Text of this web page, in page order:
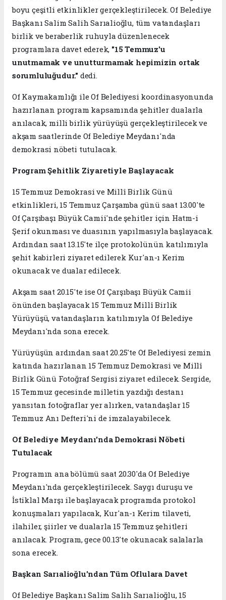
boyu çeşitli etkinlikler gerçekleştirilecek. Of Belediye
Başkanı Salim Salih Sarıalioğlu, tüm vatandaşları
birlik ve beraberlik ruhuyla düzenlenecek
programlara davet ederek, "15 Temmuz'u
unutmamak ve unutturmamak hepimizin ortak
sorumluluğudur." dedi.
Of Kaymakamlığı ile Of Belediyesi koordinasyonunda
hazırlanan program kapsamında şehitler dualarla
anılacak, milli birlik yürüyüşü gerçekleştirilecek ve
akşam saatlerinde Of Belediye Meydanı'nda
demokrasi nöbeti tutulacak.
Program Şehitlik Ziyaretiyle Başlayacak
15 Temmuz Demokrasi ve Millî Birlik Günü
etkinlikleri, 15 Temmuz Çarşamba günü saat 13.00'te
Of Çarşıbaşı Büyük Camii'nde şehitler için Hatm-i
Şerif okunması ve duasının yapılmasıyla başlayacak.
Ardından saat 13.15'te ilçe protokolünün katılımıyla
şehit kabirleri ziyaret edilerek Kur'an-ı Kerim
okunacak ve dualar edilecek.
Akşam saat 20.15'te ise Of Çarşıbaşı Büyük Camii
önünden başlayacak 15 Temmuz Millî Birlik
Yürüyüşü, vatandaşların katılımıyla Of Belediye
Meydanı'nda sona erecek.
Yürüyüşün ardından saat 20.25'te Of Belediyesi zemin
katında hazırlanan 15 Temmuz Demokrasi ve Millî
Birlik Günü Fotoğraf Sergisi ziyaret edilecek. Sergide,
15 Temmuz gecesinde milletin yazdığı destanı
yansıtan fotoğraflar yer alırken, vatandaşlar 15
Temmuz Anı Defteri'ni de imzalayabilecek.
Of Belediye Meydanı'nda Demokrasi Nöbeti
Tutulacak
Programın ana bölümü saat 20.30'da Of Belediye
Meydanı'nda gerçekleştirilecek. Saygı duruşu ve
İstiklal Marşı ile başlayacak programda protokol
konuşmaları yapılacak, Kur'an-ı Kerim tilaveti,
ilahiler, şiirler ve dualarla 15 Temmuz şehitleri
anılacak. Program, gece 00.13'te okunacak salalarla
sona erecek.
Başkan Sarıalioğlu'ndan Tüm Oflulara Davet
Of Belediye Başkanı Salim Salih Sarıalioğlu, 15